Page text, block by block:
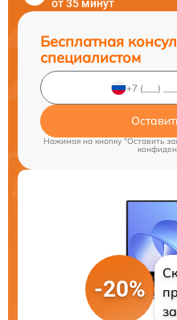
от 35 минут
Бесплатная
специалистом
Нажимая на кнопку "Оставить
-20%